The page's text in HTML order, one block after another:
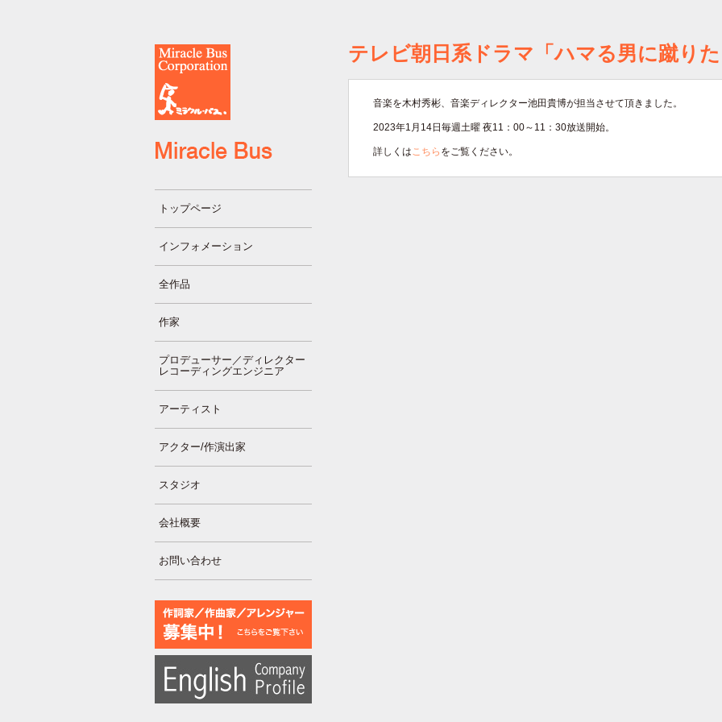
トップページ
インフォメーション
全作品
作家
プロデューサー／ディレクター
レコーディングエンジニア
アーティスト
アクター/作演出家
スタジオ
会社概要
お問い合わせ
テレビ朝日系ドラマ「ハマる男に蹴り
音楽を木村秀彬、音楽ディレクター池田貴博が担当させて頂きました。
2023年1月14日毎週土曜 夜11：00～11：30放送開始。
詳しくはこちら をご覧ください。